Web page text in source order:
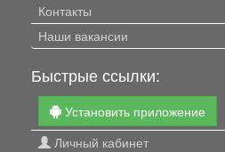
Контакты
Наши вакансии
Быстрые ссылки:
Установить приложение
Личный кабинет